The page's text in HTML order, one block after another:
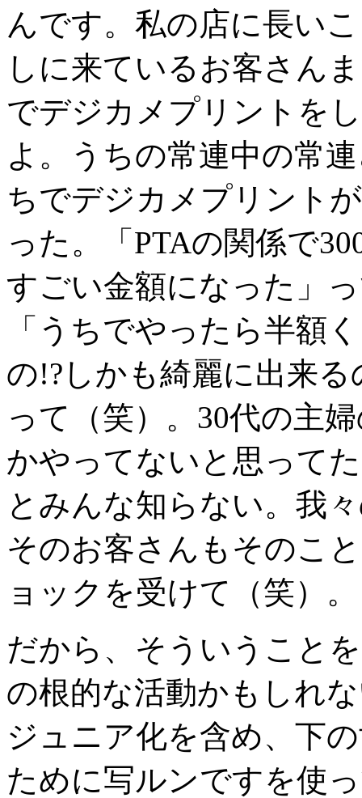
んです。私の店に長い
しに来ているお客さん
でデジカメプリントを
よ。うちの常連中の常
ちでデジカメプリント
った。「PTAの関係で
すごい金額になった」
「うちでやったら半額
の!?しかも綺麗に出来
って（笑）。30代の主
かやってないと思って
とみんな知らない。我
そのお客さんもそのこ
ョックを受けて（笑）。
だから、そういうこと
の根的な活動かもしれ
ジュニア化を含め、下
ために写ルンですを使